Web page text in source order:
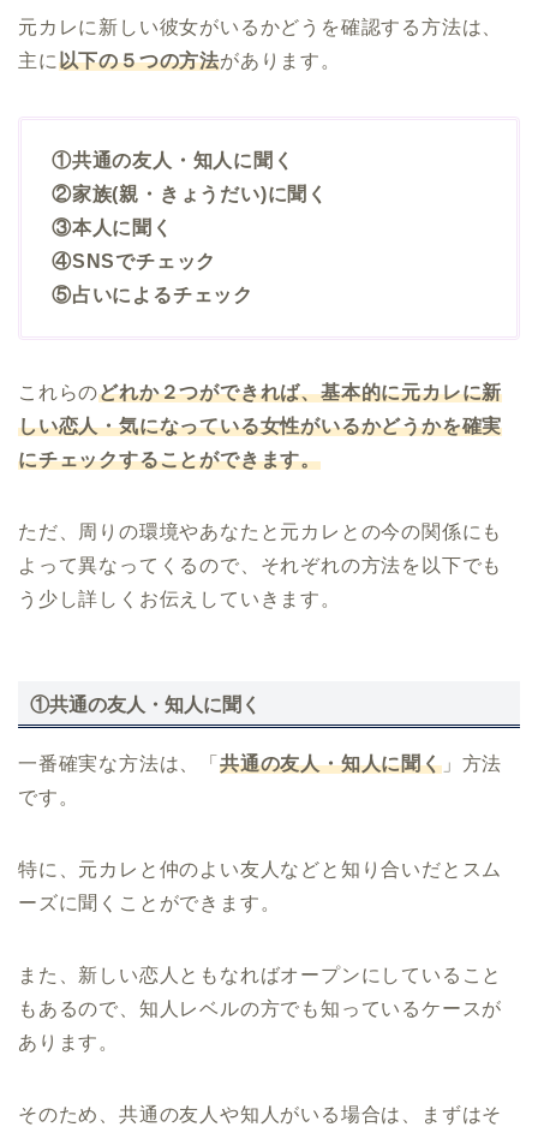
元カレに新しい彼女がいるかどうを確認する方法は、
主に以下の５つの方法があります。
①共通の友人・知人に聞く
②家族(親・きょうだい)に聞く
③本人に聞く
④SNSでチェック
⑤占いによるチェック
これらのどれか２つができれば、基本的に元カレに新
しい恋人・気になっている女性がいるかどうかを確実
にチェックすることができます。
ただ、周りの環境やあなたと元カレとの今の関係にも
よって異なってくるので、それぞれの方法を以下でも
う少し詳しくお伝えしていきます。
①共通の友人・知人に聞く
一番確実な方法は、「 共通の友人・知人に聞く」方法
です。
特に、元カレと仲のよい友人などと知り合いだとスム
ーズに聞くことができます。
また、新しい恋人ともなればオープンにしていること
もあるので、知人レベルの方でも知っているケースが
あります。
そのため、共通の友人や知人がいる場合は、まずはそ